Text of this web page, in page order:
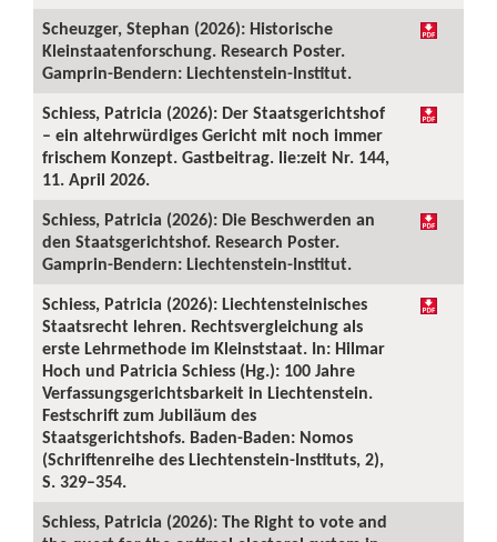
Scheuzger, Stephan (2026): Historische
Kleinstaatenforschung. Research Poster.
Gamprin-Bendern: Liechtenstein-Institut.
Schiess, Patricia (2026): Der Staatsgerichtshof
– ein altehrwürdiges Gericht mit noch immer
frischem Konzept. Gastbeitrag. lie:zeit Nr. 144,
11. April 2026.
Schiess, Patricia (2026): Die Beschwerden an
den Staatsgerichtshof. Research Poster.
Gamprin-Bendern: Liechtenstein-Institut.
Schiess, Patricia (2026): Liechtensteinisches
Staatsrecht lehren. Rechtsvergleichung als
erste Lehrmethode im Kleinststaat. In: Hilmar
Hoch und Patricia Schiess (Hg.): 100 Jahre
Verfassungsgerichtsbarkeit in Liechtenstein.
Festschrift zum Jubiläum des
Staatsgerichtshofs. Baden-Baden: Nomos
(Schriftenreihe des Liechtenstein-Instituts, 2),
S. 329–354.
Schiess, Patricia (2026): The Right to vote and